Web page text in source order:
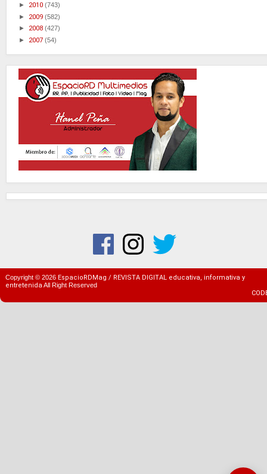
► 2010 (743)
► 2009 (582)
► 2008 (427)
► 2007 (54)
Copyright © 2026 EspacioRDMag / REVISTA DIGITAL educativa, informativa y
entretenidaAll Right Reserved